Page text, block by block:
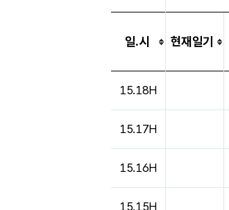
일.시 현재일기
15.18H
15.17H
15.16H
15.15H